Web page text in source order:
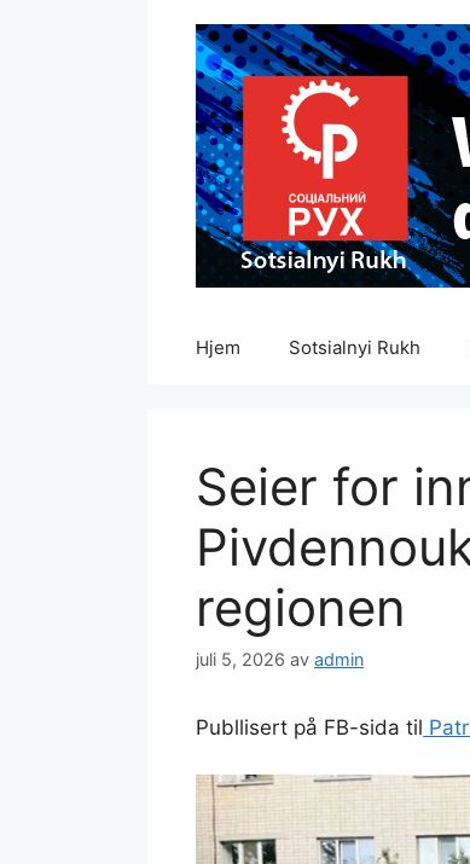
Hjem Sotsialnyi Rukh
Seier for
regionen
juli 5, 2026 av admin
Publlisert på FB-sida til